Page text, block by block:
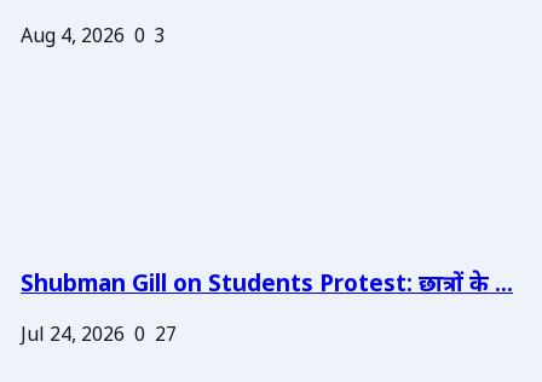
Aug 4, 2026 0 3
Shubman Gill on Students Protest: छात्रों के ...
Jul 24, 2026 0 27